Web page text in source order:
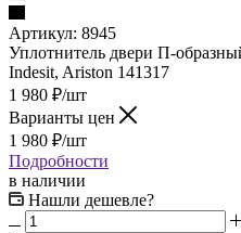
Артикул: 8945
Уплотнитель двери П-
Indesit, Ariston 141317
1 980 ₽/шт
Варианты цен
1 980 ₽/шт
Подробности
в наличии
Нашли дешевле?